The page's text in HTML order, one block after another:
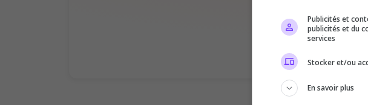
Il n'y a pas
Staff du
Publicités et
publicités et du
services
Stocker et/ou
En savoir plus